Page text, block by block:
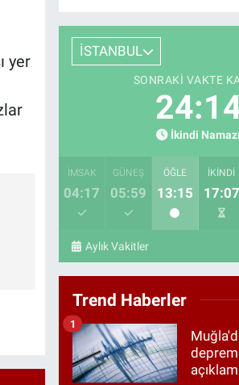
yer
İSTANBUL
SONRAKI VAKTE
İkindi Namazı
İMSAK
04:17
GÜNEŞ
05:59
ÖĞLE
13:15
İKINDI
17:07
Aylık Vakitler
Trend Haberler
1